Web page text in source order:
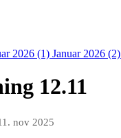
2026 (1) Januar 2026 (2)
12.11
nov 2025